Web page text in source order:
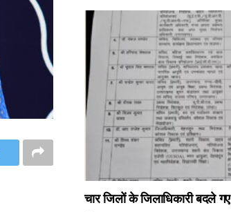
चार जिलों के जिलाधिकारी बदले गए